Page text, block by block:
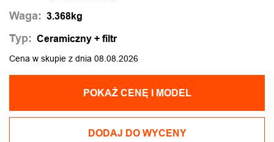
Waga: 3.368kg
Typ: Ceramiczny + filtr
Cena w skupie z dnia 08.08.2026
POKAŻ CENĘ I MODEL
DODAJ DO WYCENY